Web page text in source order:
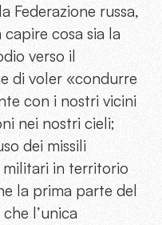
Federazione russa,
cosa sia la
verso il
di voler «condurre
con i nostri vicini
nei nostri cieli;
dei missili
in territorio
la prima parte del
l’unica